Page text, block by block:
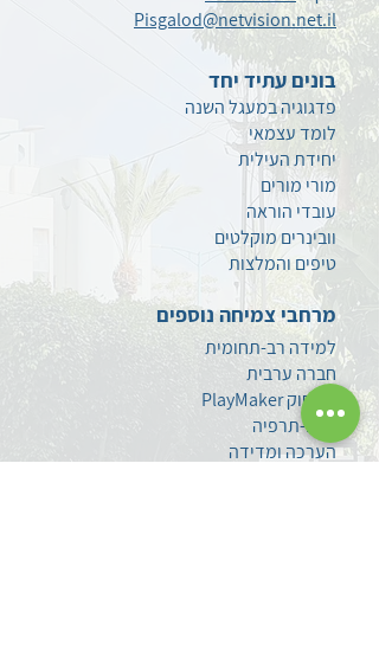
Pisgalod@netvision.net.il
בונים עתיד יחד
פדגוגיה במעגל השנה
לומד עצמאי
יחידת העילית
מורי מורים
עובדי הוראה
וובינרים מוקלטים
טיפים והמלצות
מרחבי צמיחה נוספים
למידה רב-תחומית
חברה ערבית
משחוק PlayMaker
פוטו-תרפיה
הערכה ומדידה